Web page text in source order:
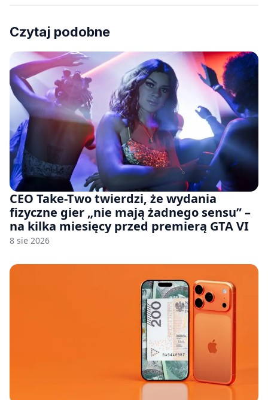
Czytaj podobne
CEO Take-Two twierdzi, że wydania
fizyczne gier „nie mają żadnego sensu” –
na kilka miesięcy przed premierą GTA VI
8 sie 2026